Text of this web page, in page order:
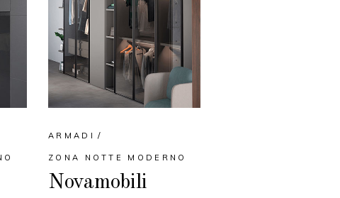
ARMADI
ZONA NOTTE MODERNO
Novamobili